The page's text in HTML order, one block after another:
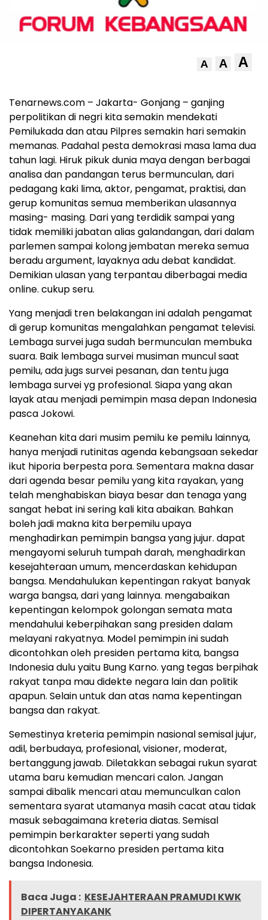
A A A
Tenarnews.com – Jakarta- Gonjang – ganjing
perpolitikan di negri kita semakin mendekati
Pemilukada dan atau Pilpres semakin hari semakin
memanas. Padahal pesta demokrasi masa lama dua
tahun lagi. Hiruk pikuk dunia maya dengan berbagai
analisa dan pandangan terus bermunculan, dari
pedagang kaki lima, aktor, pengamat, praktisi, dan
gerup komunitas semua memberikan ulasannya
masing- masing. Dari yang terdidik sampai yang
tidak memiliki jabatan alias galandangan, dari dalam
parlemen sampai kolong jembatan mereka semua
beradu argument, layaknya adu debat kandidat.
Demikian ulasan yang terpantau diberbagai media
online. cukup seru.
Yang menjadi tren belakangan ini adalah pengamat
di gerup komunitas mengalahkan pengamat televisi.
Lembaga survei juga sudah bermunculan membuka
suara. Baik lembaga survei musiman muncul saat
pemilu, ada jugs survei pesanan, dan tentu juga
lembaga survei yg profesional. Siapa yang akan
layak atau menjadi pemimpin masa depan Indonesia
pasca Jokowi.
Keanehan kita dari musim pemilu ke pemilu lainnya,
hanya menjadi rutinitas agenda kebangsaan sekedar
ikut hiporia berpesta pora. Sementara makna dasar
dari agenda besar pemilu yang kita rayakan, yang
telah menghabiskan biaya besar dan tenaga yang
sangat hebat ini sering kali kita abaikan. Bahkan
boleh jadi makna kita berpemilu upaya
menghadirkan pemimpin bangsa yang jujur. dapat
mengayomi seluruh tumpah darah, menghadirkan
kesejahteraan umum, mencerdaskan kehidupan
bangsa. Mendahulukan kepentingan rakyat banyak
warga bangsa, dari yang lainnya. mengabaikan
kepentingan kelompok golongan semata mata
mendahului keberpihakan sang presiden dalam
melayani rakyatnya. Model pemimpin ini sudah
dicontohkan oleh presiden pertama kita, bangsa
Indonesia dulu yaitu Bung Karno. yang tegas berpihak
rakyat tanpa mau didekte negara lain dan politik
apapun. Selain untuk dan atas nama kepentingan
bangsa dan rakyat.
Semestinya kreteria pemimpin nasional semisal jujur,
adil, berbudaya, profesional, visioner, moderat,
bertanggung jawab. Diletakkan sebagai rukun syarat
utama baru kemudian mencari calon. Jangan
sampai dibalik mencari atau memunculkan calon
sementara syarat utamanya masih cacat atau tidak
masuk sebagaimana kreteria diatas. Semisal
pemimpin berkarakter seperti yang sudah
dicontohkan Soekarno presiden pertama kita
bangsa Indonesia.
Baca Juga : KESEJAHTERAAN PRAMUDI KWK
DIPERTANYAKANK